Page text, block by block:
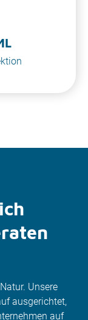
Unsere
ausgerichtet,
auf